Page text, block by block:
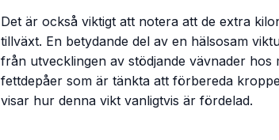
Det är också viktigt att notera att de extra
tillväxt. En betydande del av en hälsosam
från utvecklingen av stödjande vävnader
fettdepåer som är tänkta att förbereda
visar hur denna vikt vanligtvis är fördelad.